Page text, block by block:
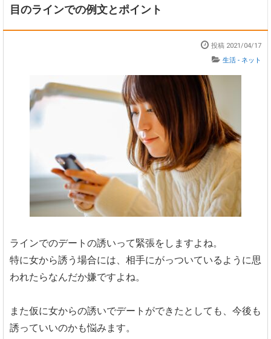
目のラインでの例文とポイント
投稿 2021/04/17
生活 - ネット
ラインでのデートの誘いって緊張をしますよね。
特に女から誘う場合には、相手にがっついているように思
われたらなんだか嫌ですよね。
また仮に女からの誘いでデートができたとしても、今後も
誘っていいのかも悩みます。